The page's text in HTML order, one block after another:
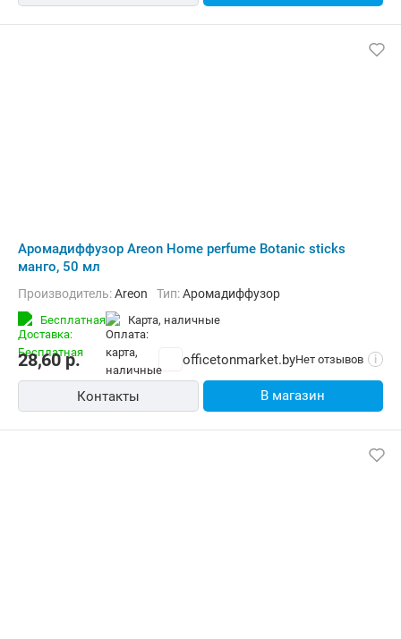
Аромадиффузор Areon Home perfume Botanic sticks
манго, 50 мл
Производитель:Areon Тип:Аромадиффузор
Бесплатная карта, наличные
28,60р. officetonmarket.byНет отзывов i
Контакты В магазин